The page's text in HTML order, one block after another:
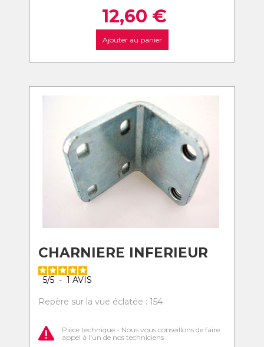
12,60 €
Ajouter au panier
CHARNIERE INFERIEUR
5/5 - 1 AVIS
Repère sur la vue éclatée : 154
Pièce technique - Nous vous conseillons de faire
appel à l'un de nos techniciens